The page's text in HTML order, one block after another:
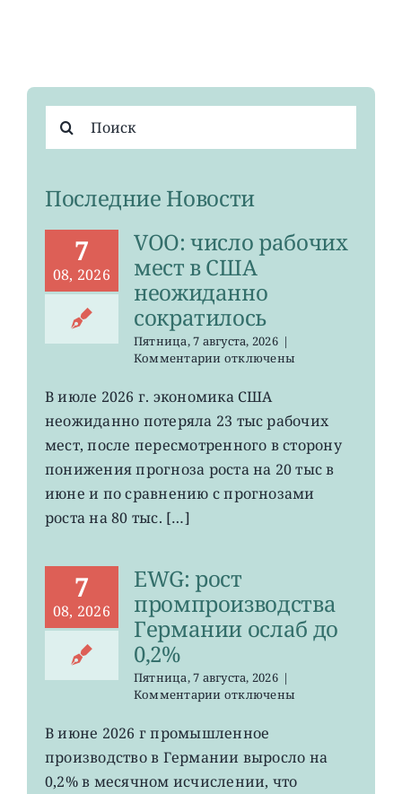
поиска:
Последние Новости
7
08, 2026
VOO: число рабочих
мест в США
неожиданно
сократилось
Пятница, 7 августа, 2026 |
Комментариик
VOO:
рабочих
мест
США
неожиданно
отключены
В июле 2026 г. экономика США
неожиданно потеряла 23 тыс рабочих
мест, после пересмотренного в сторону
понижения прогноза роста на 20 тыс в
июне и по сравнению с прогнозами
роста на 80 тыс. […]
7
08, 2026
EWG: рост
промпроизводства
Германии ослаб до
0,2%
Пятница, 7 августа, 2026 |
Комментариик
EWG:
рост
промпроизводства
Германии
отключены
В июне 2026 г промышленное
производство в Германии выросло на
0,2% в месячном исчислении, что